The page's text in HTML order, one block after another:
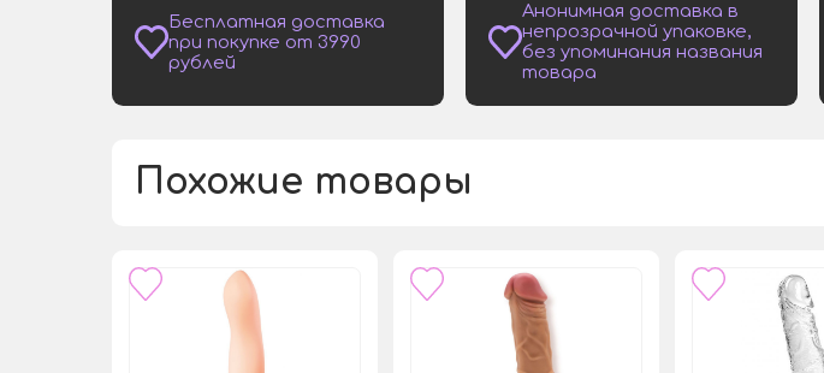
Бесплатная доставка
при покупке от 3990
рублей
Анонимная доставка в
непрозрачной упаковке,
без упоминания названия
товара
Похожие товары